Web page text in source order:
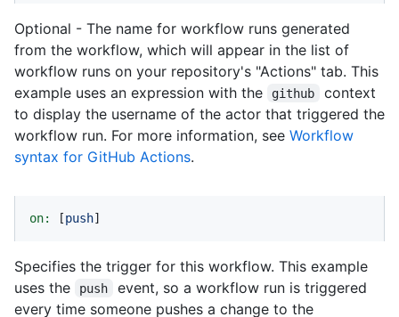
Optional - The name for workflow runs generated
from the workflow, which will appear in the list of
workflow runs on your repository's "Actions" tab. This
example uses an expression with the
github
context
to display the username of the actor that triggered the
workflow run. For more information, see Workflow
syntax for GitHub Actions.
on: [push]
Specifies the trigger for this workflow. This example
uses the
push
event, so a workflow run is triggered
every time someone pushes a change to the